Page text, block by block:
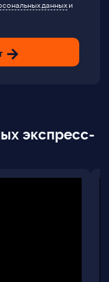
данныхи
экспресс-